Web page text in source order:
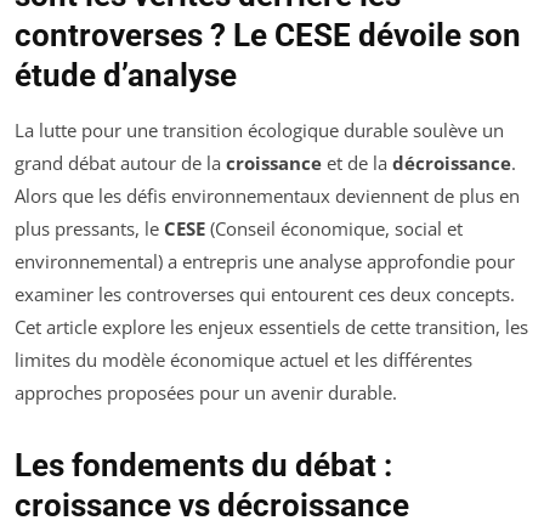
controverses ? Le CESE dévoile son
étude d’analyse
La lutte pour une transition écologique durable soulève un
grand débat autour de la croissance et de la décroissance.
Alors que les défis environnementaux deviennent de plus en
plus pressants, le CESE (Conseil économique, social et
environnemental) a entrepris une analyse approfondie pour
examiner les controverses qui entourent ces deux concepts.
Cet article explore les enjeux essentiels de cette transition, les
limites du modèle économique actuel et les différentes
approches proposées pour un avenir durable.
Les fondements du débat :
croissance vs décroissance